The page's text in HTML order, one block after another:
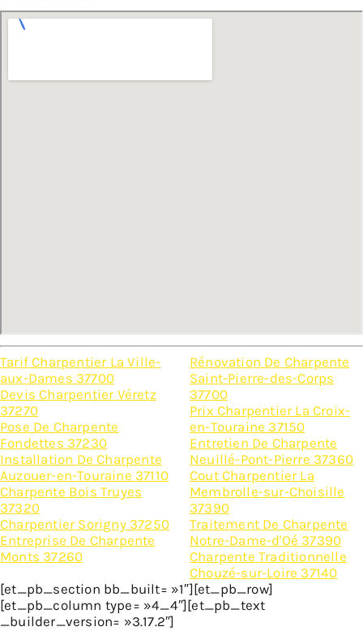
Tarif Charpentier La Ville-
aux-Dames 37700
Devis Charpentier Véretz
37270
Pose De Charpente
Fondettes 37230
Installation De Charpente
Auzouer-en-Touraine 37110
Charpente Bois Truyes
37320
Charpentier Sorigny 37250
Entreprise De Charpente
Monts 37260
Rénovation De Charpente
Saint-Pierre-des-Corps
37700
Prix Charpentier La Croix-
en-Touraine 37150
Entretien De Charpente
Neuillé-Pont-Pierre 37360
Cout Charpentier La
Membrolle-sur-Choisille
37390
Traitement De Charpente
Notre-Dame-d'Oé 37390
Charpente Traditionnelle
Chouzé-sur-Loire 37140
[et_pb_section bb_built= »1″][et_pb_row]
[et_pb_column type= »4_4″][et_pb_text
_builder_version= »3.17.2″]